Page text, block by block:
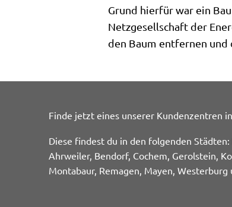
Grund hierfür war ein
Netzgesellschaft der
den Baum entfernen und
Finde jetzt eines unserer Kundenzentren
Diese findest du in den folgenden Städten:
Ahrweiler, Bendorf, Cochem, Gerolstein,
Montabaur, Remagen, Mayen, Westerburg